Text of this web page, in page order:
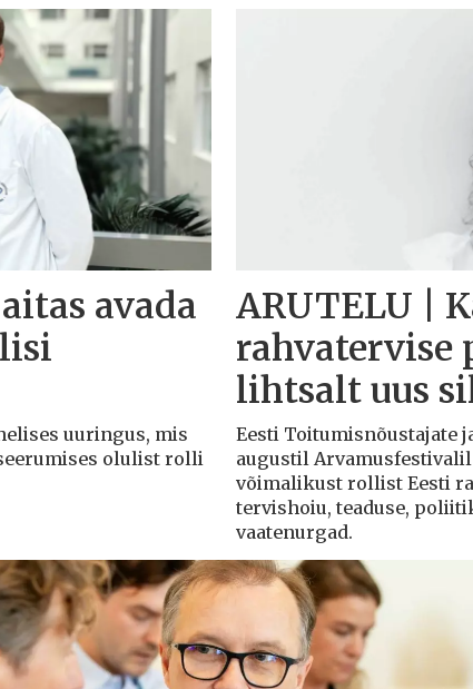
avada
uuringus, mis
olulist rolli
ARUTELU |
rahvatervise
lihtsalt uus
Eesti Toitumisnõustajate
augustil
võimalikust rollist Eesti
tervishoiu, teaduse,
vaatenurgad.